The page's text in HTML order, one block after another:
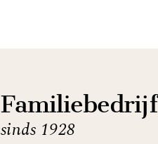
Familiebedrijf
sinds 1928